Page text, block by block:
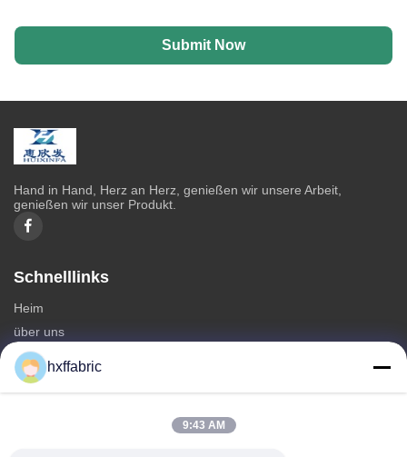
Submit Now
Hand in Hand, Herz an Herz, genießen wir unsere Arbeit,
genießen wir unser Produkt.
Schnelllinks
Heim
über uns
produits
Kontaktieren Sie uns
hxffabric
9:43 AM